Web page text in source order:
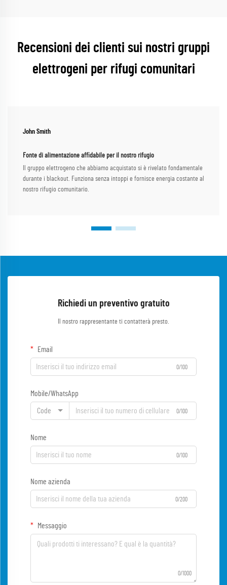
Recensioni dei clienti sui nostri gruppi
elettrogeni per rifugi comunitari
John Smith
Fonte di alimentazione affidabile per il nostro rifugio
Il gruppo elettrogeno che abbiamo acquistato si è rivelato fondamentale
durante i blackout. Funziona senza intoppi e fornisce energia costante al
nostro rifugio comunitario.
Richiedi un preventivo gratuito
Il nostro rappresentante ti contatterà presto.
Email
0/100
Mobile/WhatsApp
Code 0/100
Nome
0/100
Nome azienda
0/200
Messaggio
0/1000